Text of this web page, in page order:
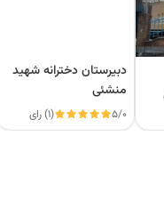
دبیرستان دخترانه شهید
منشئی
5/0 (1) رای